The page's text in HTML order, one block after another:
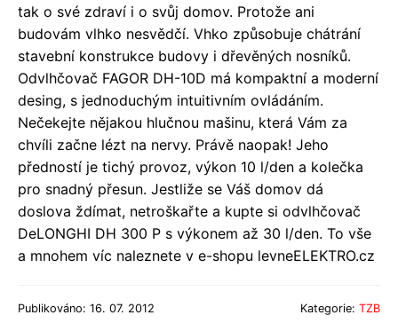
tak o své zdraví i o svůj domov. Protože ani
budovám vlhko nesvědčí. Vhko způsobuje chátrání
stavební konstrukce budovy i dřevěných nosníků.
Odvlhčovač FAGOR DH-10D má kompaktní a moderní
desing, s jednoduchým intuitivním ovládáním.
Nečekejte nějakou hlučnou mašinu, která Vám za
chvíli začne lézt na nervy. Právě naopak! Jeho
předností je tichý provoz, výkon 10 l/den a kolečka
pro snadný přesun. Jestliže se Váš domov dá
doslova ždímat, netroškařte a kupte si odvlhčovač
DeLONGHI DH 300 P s výkonem až 30 l/den. To vše
a mnohem víc naleznete v e-shopu levneELEKTRO.cz
Publikováno: 16. 07. 2012 Kategorie: TZB